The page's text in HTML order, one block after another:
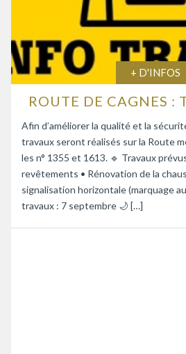
+ D'INFOS
Afin d’améliorer la qualité et la
travaux seront réalisés sur la Route
les n° 1355 et 1613. 🔹 Travaux
revêtements • Rénovation de la
signalisation horizontale (marquage
travaux : 7 septembre 🌙 […]